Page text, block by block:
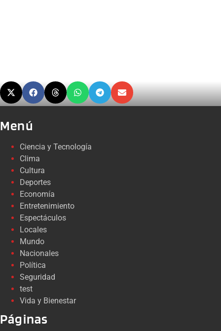
Menú
Ciencia y Tecnología
Clima
Cultura
Deportes
Economía
Entretenimiento
Espectáculos
Locales
Mundo
Nacionales
Política
Seguridad
test
Vida y Bienestar
Páginas